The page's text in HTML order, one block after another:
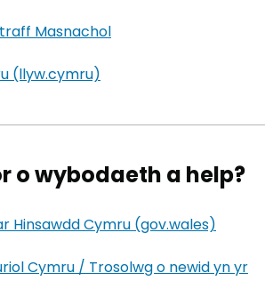
Masnachol
(llyw.cymru)
o wybodaeth a help?
Hinsawdd Cymru (gov.wales)
Cymru / Trosolwg o newid yn yr